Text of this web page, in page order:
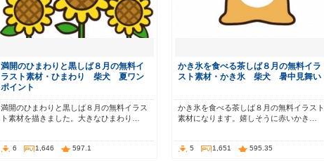
満開のひまわりと黒しば８月の無料イ
ラスト素材・ひまわり 柴犬 夏ワン
ポイント
満開のひまわりと黒しば８月の無料イラス
ト素材を描きました。大きなひまわり…
6 1,646 597.1
かき氷を食べる茶しば８月の無料イラ
スト素材・かき氷 柴犬 暑中見舞い
かき氷を食べる茶しば８月の無料イラスト
素材になります。嬉しそうに赤いかき…
5 1,651 595.35